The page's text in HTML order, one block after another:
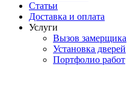
Статьи
Доставка и оплата
Услуги
Вызов замерщика
Установка дверей
Портфолио работ